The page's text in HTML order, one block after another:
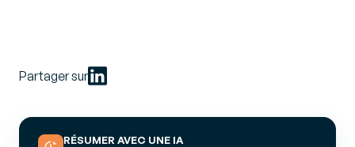
Partager sur
RÉSUMER AVEC UNE IA